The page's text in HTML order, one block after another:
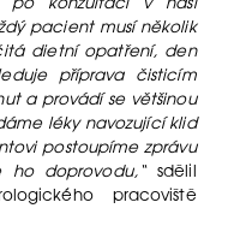
pacient musí několik
dietní opatření, den
příprava čisticím
a provádí se většinou
léky navozující klid
postoupíme zprávu
ho doprovodu,“sdělil
pracoviště